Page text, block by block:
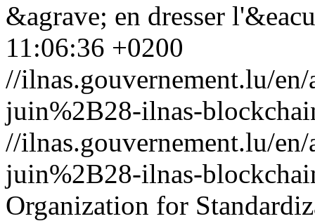
&agrave; en dresser
11:06:36 +0200
//ilnas.gouvernement.lu/
juin%2B28-ilnas-
//ilnas.gouvernement.lu/
juin%2B28-ilnas-
Organization for